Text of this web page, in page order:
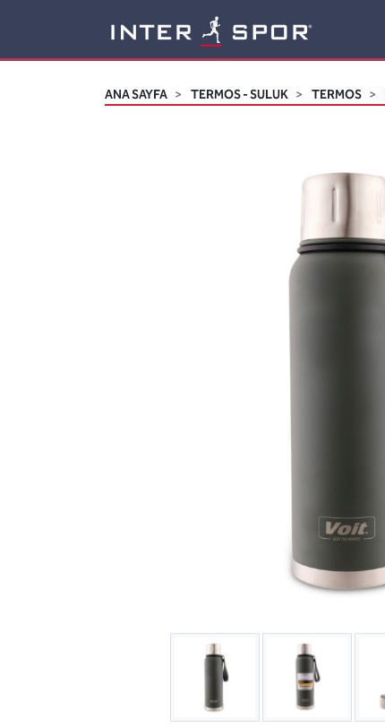
ANA SAYFA TERMOS - SULUK TERMOS